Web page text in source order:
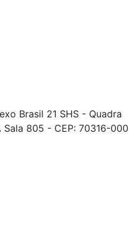
Brasil 21 SHS - Quadra
805 - CEP: 70316-000